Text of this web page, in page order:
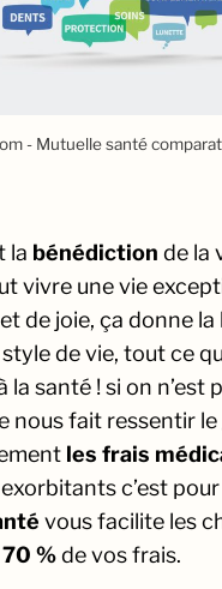
- Mutuelle santé
la bénédiction de la
vivre une vie
de joie, ça donne la
style de vie, tout ce
la santé ! si on n’est
nous fait ressentir le
les frais
c’est
vous facilite les
70 %de vos frais.